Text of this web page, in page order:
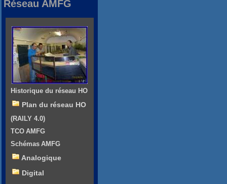
Réseau AMFG
Historique du réseau HO
Plan du réseau HO
(RAILY 4.0)
TCO AMFG
Schémas AMFG
Analogique
Digital